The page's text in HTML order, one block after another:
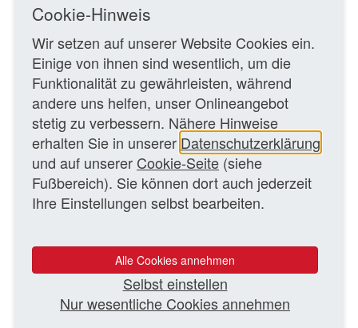
19.02.2016 – vn/MK
ZURÜCK ZUR ÜBERSICHTSSEITE
WEITERE TEXTE
WDR will überDAB plusneues Radioprogramm für
Über-70-Jährige veranstalten
Neue Organisationsstruktur im WDR‑Hörfunkbereich
Hörfunk
Politik will dem NDR den Start eines Schlagerradios
Cookie-Hinweis
Wir setzen auf unserer Website Cookies ein.
Einige von ihnen sind wesentlich, um die
Funktionalität zu gewährleisten, während
andere uns helfen, unser Onlineangebot
stetig zu verbessern. Nähere Hinweise
erhalten Sie in unserer Datenschutzerklärung
und auf unserer Cookie-Seite (siehe
Fußbereich). Sie können dort auch jederzeit
Ihre Einstellungen selbst bearbeiten.
Alle Cookies annehmen
Selbst einstellen
Nur wesentliche Cookies annehmen